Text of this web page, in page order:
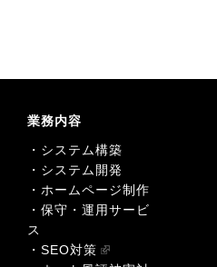
業務内容
・システム構築
・システム開発
・ホームページ制作
・保守・運用サービ
ス
・SEO対策